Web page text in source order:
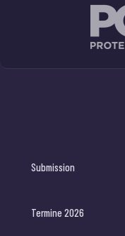
Submission
Termine 2026